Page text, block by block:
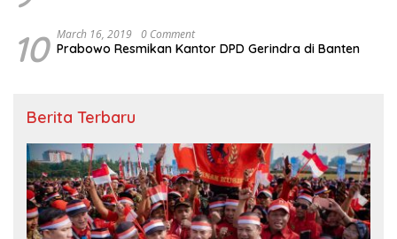
10 March 16, 2019 0 Comment
Prabowo Resmikan Kantor DPD Gerindra di Banten
Berita Terbaru